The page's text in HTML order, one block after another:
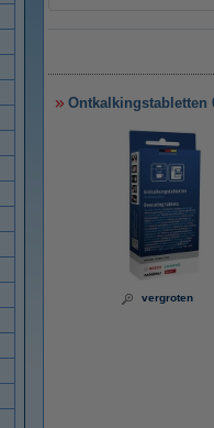
Ontkalkingstabletten
vergroten